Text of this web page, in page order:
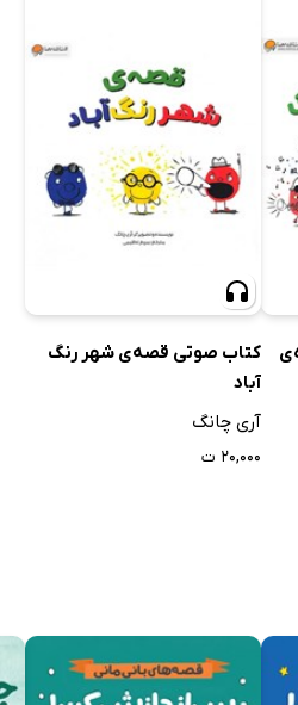
کتاب صوتی قصه‌ی شهر رنگ
آباد
آری چانگ
۲۰,۰۰۰ ت